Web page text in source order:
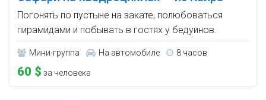
Погонять по пустыне на закате, полюбоваться
пирамидами и побывать в гостях у бедуинов.
Мини-группа На автомобиле 8 часов
60 $ за человека